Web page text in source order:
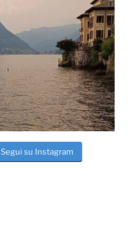
Segui su Instagram